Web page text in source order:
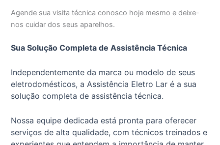
Agende sua visita técnica conosco hoje mesmo e deixe-
nos cuidar dos seus aparelhos.
Sua Solução Completa de Assistência Técnica
Independentemente da marca ou modelo de seus
eletrodomésticos, a Assistência Eletro Lar é a sua
solução completa de assistência técnica.
Nossa equipe dedicada está pronta para oferecer
serviços de alta qualidade, com técnicos treinados e